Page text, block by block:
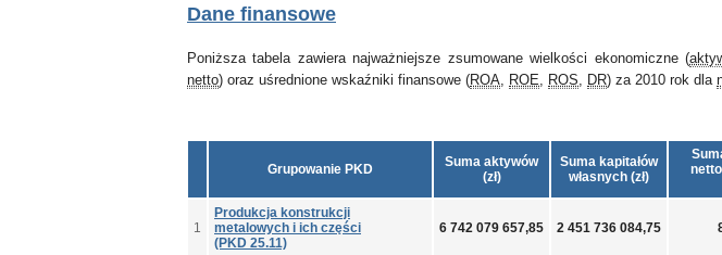
Dane finansowe
Poniższa tabela zawiera najważniejsze zsumowane wielkości ekonomiczne (
netto) oraz uśrednione wskaźniki finansowe (ROA, ROE, ROS, DR) za 2010 rok dla
Grupowanie PKD
Suma aktywów
(zł)
Suma kapitałów
własnych (zł)
1
Produkcja konstrukcji
metalowych i ich części
(PKD 25.11)
6 742 079 657,85 2 451 736 084,75